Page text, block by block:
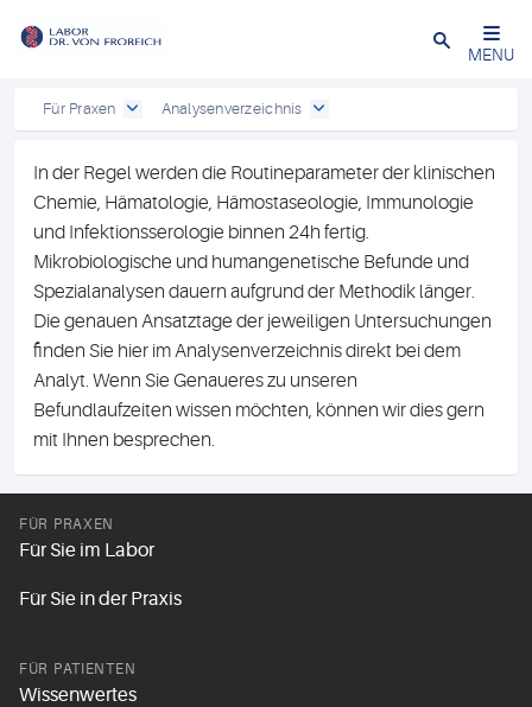
Close
MENU
Für Praxen Analysenverzeichnis
In der Regel werden die Routineparameter der klinischen
Chemie, Hämatologie, Hämostaseologie, Immunologie
und Infektionsserologie binnen 24h fertig.
Mikrobiologische und humangenetische Befunde und
Spezialanalysen dauern aufgrund der Methodik länger.
Die genauen Ansatztage der jeweiligen Untersuchungen
finden Sie hier im Analysenverzeichnis direkt bei dem
Analyt. Wenn Sie Genaueres zu unseren
Befundlaufzeiten wissen möchten, können wir dies gern
mit Ihnen besprechen.
FÜR PRAXEN
Für Sie im Labor
Für Sie in der Praxis
FÜR PATIENTEN
Wissenwertes